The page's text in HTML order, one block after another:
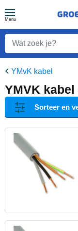
Menu
YMvK kabel
YMVK
Sorteer en